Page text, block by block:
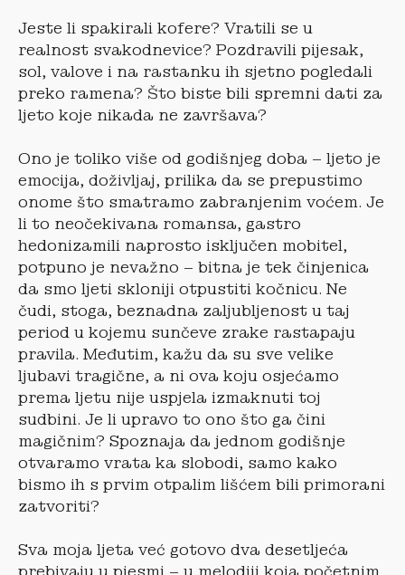
Jeste li spakirali kofere? Vratili se u
realnost svakodnevice? Pozdravili pijesak,
sol, valove i na rastanku ih sjetno pogledali
preko ramena? Što biste bili spremni dati za
ljeto koje nikada ne završava?
Ono je toliko više od godišnjeg doba – ljeto je
emocija, doživljaj, prilika da se prepustimo
onome što smatramo zabranjenim voćem. Je
li to neočekivana romansa, gastro
hedonizamili naprosto isključen mobitel,
potpuno je nevažno – bitna je tek činjenica
da smo ljeti skloniji otpustiti kočnicu. Ne
čudi, stoga, beznadna zaljubljenost u taj
period u kojemu sunčeve zrake rastapaju
pravila. Međutim, kažu da su sve velike
ljubavi tragične, a ni ova koju osjećamo
prema ljetu nije uspjela izmaknuti toj
sudbini. Je li upravo to ono što ga čini
magičnim? Spoznaja da jednom godišnje
otvaramo vrata ka slobodi, samo kako
bismo ih s prvim otpalim lišćem bili primorani
zatvoriti?
Sva moja ljeta već gotovo dva desetljeća